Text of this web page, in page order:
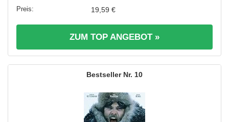
19,59 €
ZUM TOP ANGEBOT »
10